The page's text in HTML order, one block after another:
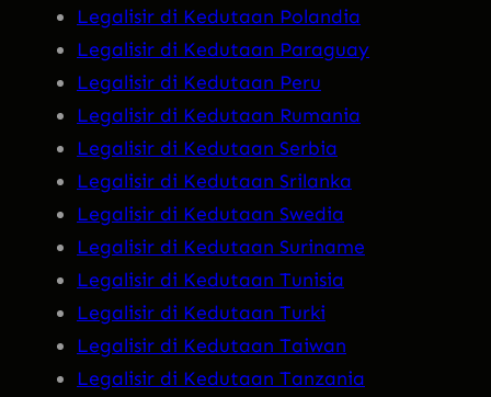
Legalisir di Kedutaan Polandia
Legalisir di Kedutaan Paraguay
Legalisir di Kedutaan Peru
Legalisir di Kedutaan Rumania
Legalisir di Kedutaan Serbia
Legalisir di Kedutaan Srilanka
Legalisir di Kedutaan Swedia
Legalisir di Kedutaan Suriname
Legalisir di Kedutaan Tunisia
Legalisir di Kedutaan Turki
Legalisir di Kedutaan Taiwan
Legalisir di Kedutaan Tanzania